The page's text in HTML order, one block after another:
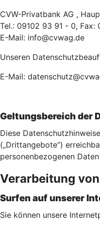
CVW-Privatbank AG ,
Tel.: 09102 93 91 - 0, Fax:
E-Mail: info@cvwag.de
Unseren
E-Mail:
Geltungsbereich der
Diese
(„Drittangebote”)
personenbezogenen
Verarbeitung
Surfen auf unserer
Sie können unsere